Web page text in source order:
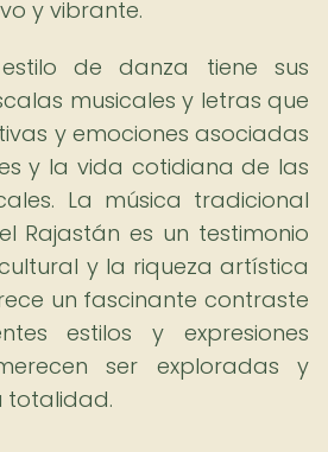
y vibrante.
de danza tiene sus
musicales y letras que
y emociones asociadas
y la vida cotidiana de las
La música tradicional
Rajastán es un testimonio
y la riqueza artística
un fascinante contraste
estilos y expresiones
ser exploradas y
totalidad.